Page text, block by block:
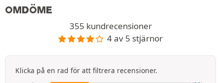
OMDÖME
355 kundrecensioner
4 av 5 stjärnor
Klicka på en rad för att filtrera recensioner.